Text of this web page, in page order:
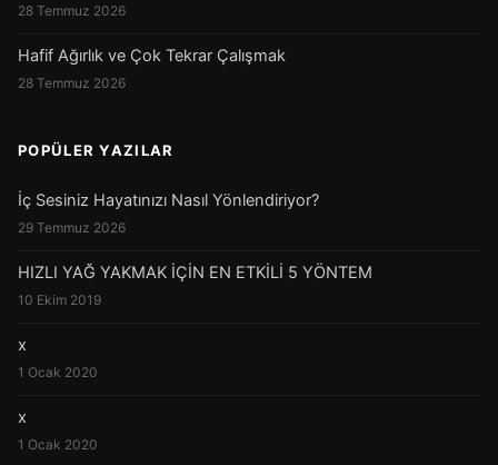
28 Temmuz 2026
Hafif Ağırlık ve Çok Tekrar Çalışmak
28 Temmuz 2026
POPÜLER YAZILAR
İç Sesiniz Hayatınızı Nasıl Yönlendiriyor?
29 Temmuz 2026
HIZLI YAĞ YAKMAK İÇİN EN ETKİLİ 5 YÖNTEM
10 Ekim 2019
x
1 Ocak 2020
x
1 Ocak 2020